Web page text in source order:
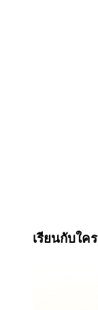
เรียนกับใคร